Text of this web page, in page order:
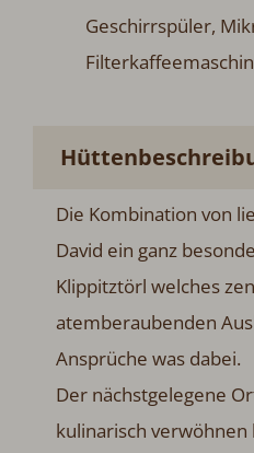
Geschirrspüler,
Die Kombination von
David ein ganz
Klippitztörl welches
atemberaubenden
Ansprüche was dabei.
Der nächstgelegene
kulinarisch verwöhnen